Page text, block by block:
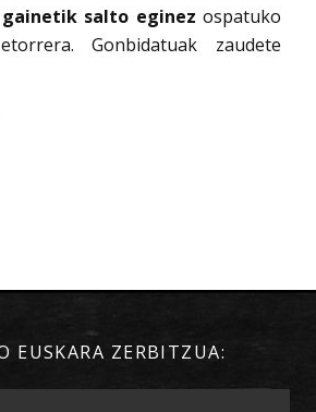
gainetik salto eginez ospatuko
Gonbidatuak zaudete
EUSKARA ZERBITZUA: